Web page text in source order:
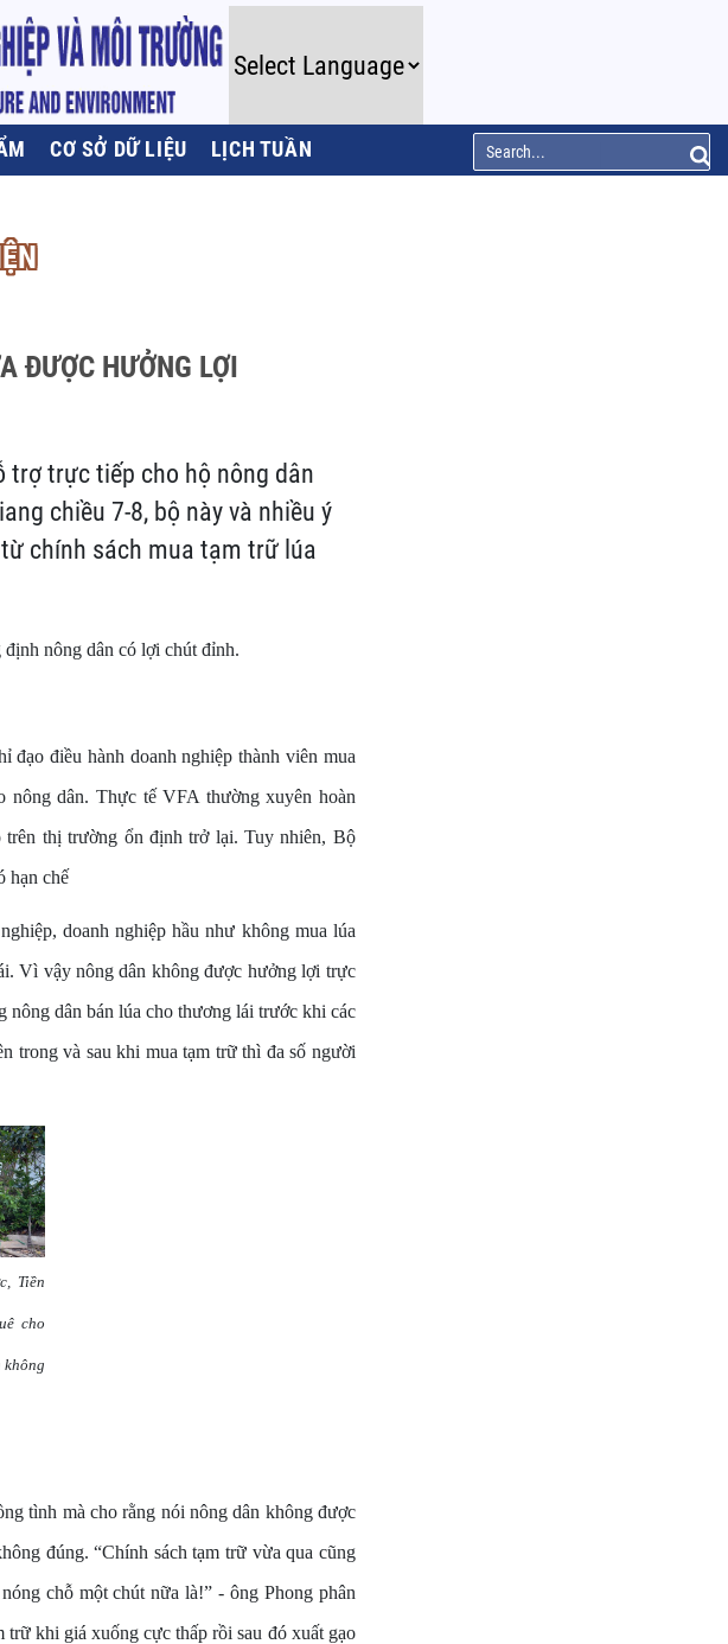
CƠ SỞ DỮ LIỆU LỊCH TUẦN
ĐƯỢC HƯỞNG LỢI
trợ trực tiếp cho hộ nông dân
chiều 7-8, bộ này và nhiều ý
chính sách mua tạm trữ lúa
nông dân có lợi chút đỉnh.
điều hành doanh nghiệp thành viên mua
nông dân. Thực tế VFA thường xuyên hoàn
thị trường ổn định trở lại. Tuy nhiên, Bộ
hạn chế
doanh nghiệp hầu như không mua lúa
Vì vậy nông dân không được hưởng lợi trực
nông dân bán lúa cho thương lái trước khi các
trong và sau khi mua tạm trữ thì đa số người
Tiền
cho
tình mà cho rằng nói nông dân không được
đúng. “Chính sách tạm trữ vừa qua cũng
chỗ một chút nữa là!” - ông Phong phân
khi giá xuống cực thấp rồi sau đó xuất gạo